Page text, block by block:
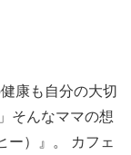
康も自分の大切
そんなママの想
ー）』。 カフェ